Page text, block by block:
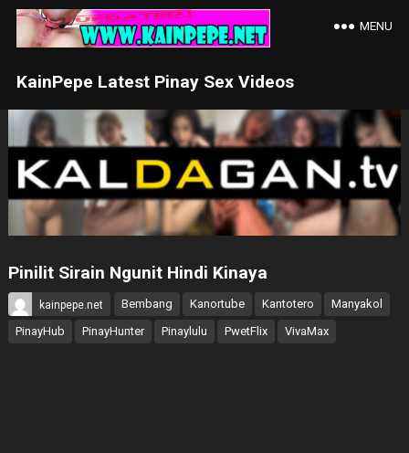
KainPepe Latest Pinay Sex Videos
MENU
Pinilit Sirain Ngunit Hindi Kinaya
kainpepe.net Bembang Kanortube Kantotero
Manyakol
PinayHub
PinayHunter Pinaylulu PwetFlix VivaMax